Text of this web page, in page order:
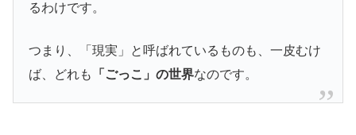
るわけです。
つまり、「現実」と呼ばれているものも、一皮むけ
ば、どれも
「ごっこ」の世界なのです。